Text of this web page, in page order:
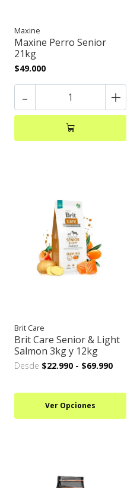
Maxine
Maxine Perro Senior
21kg
$49.000
- +
Brit Care
Brit Care Senior & Light
Salmon 3kg y 12kg
Desde $22.990 - $69.990
Ver Opciones